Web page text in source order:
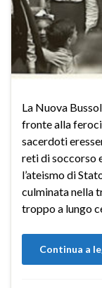
La Nuova
fronte alla
sacerdoti
reti di soccorso
l’ateismo di
culminata nella
troppo a lungo
Continua a